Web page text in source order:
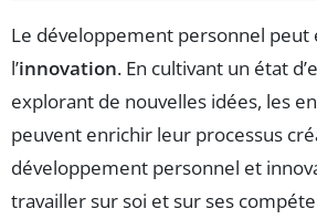
Le développement personnel
l’innovation. En cultivant un état
explorant de nouvelles idées, les
peuvent enrichir leur processus
développement personnel et
travailler sur soi et sur ses